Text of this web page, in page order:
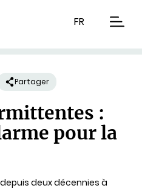
FR
Partager
:
pour la
deux décennies à